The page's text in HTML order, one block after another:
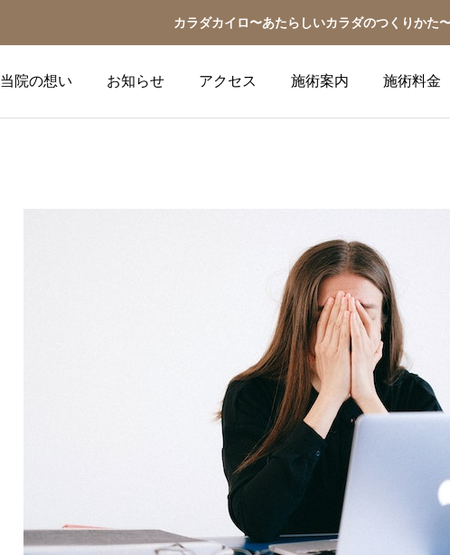
カラダカイロ〜あたらしいカラダのつくりかた
当院の想い お知らせ アクセス 施術案内 施術料金